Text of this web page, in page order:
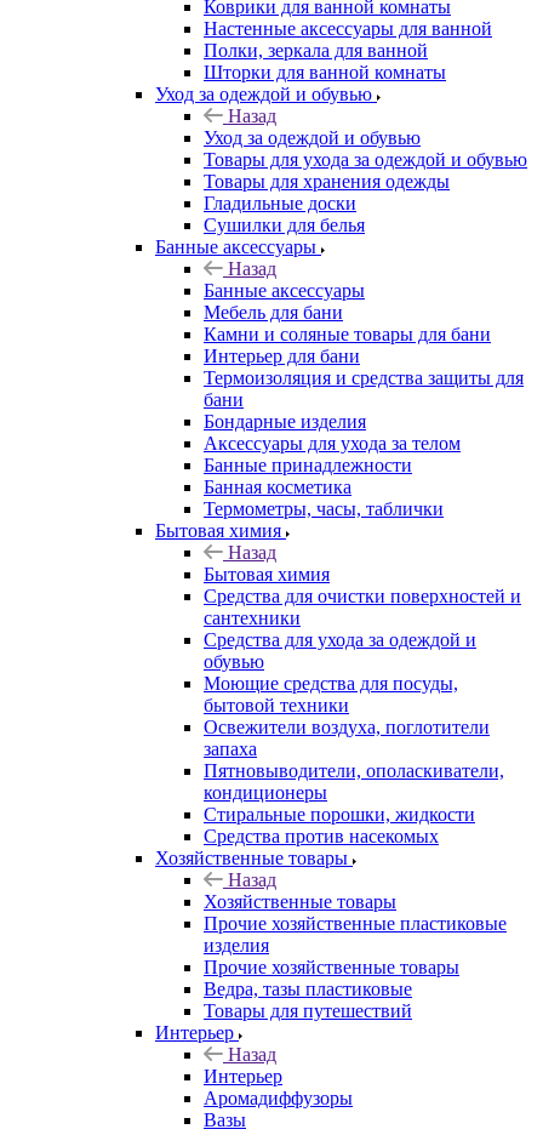
Коврики для ванной комнаты
Настенные аксессуары для ванной
Полки, зеркала для ванной
Шторки для ванной комнаты
Уход за одеждой и обувью
Назад
Уход за одеждой и обувью
Товары для ухода за одеждой и обувью
Товары для хранения одежды
Гладильные доски
Сушилки для белья
Банные аксессуары
Назад
Банные аксессуары
Мебель для бани
Камни и соляные товары для бани
Интерьер для бани
Термоизоляция и средства защиты для
бани
Бондарные изделия
Аксеcсуары для ухода за телом
Банные принадлежности
Банная косметика
Термометры, часы, таблички
Бытовая химия
Назад
Бытовая химия
Средства для очистки поверхностей и
сантехники
Средства для ухода за одеждой и
обувью
Моющие средства для посуды,
бытовой техники
Освежители воздуха, поглотители
запаха
Пятновыводители, ополаскиватели,
кондиционеры
Стиральные порошки, жидкости
Средства против насекомых
Хозяйственные товары
Назад
Хозяйственные товары
Прочие хозяйственные пластиковые
изделия
Прочие хозяйственные товары
Ведра, тазы пластиковые
Товары для путешествий
Интерьер
Назад
Интерьер
Аромадиффузоры
Вазы